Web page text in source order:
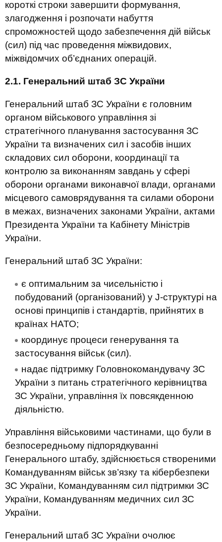
короткі строки завершити формування,
злагодження і розпочати набуття
спроможностей щодо забезпечення дій військ
(сил) під час проведення міжвидових,
міжвідомчих об’єднаних операцій.
2.1. Генеральний штаб ЗС України
Генеральний штаб ЗС України є головним
органом військового управління зі
стратегічного планування застосування ЗС
України та визначених сил і засобів інших
складових сил оборони, координації та
контролю за виконанням завдань у сфері
оборони органами виконавчої влади, органами
місцевого самоврядування та силами оборони
в межах, визначених законами України, актами
Президента України та Кабінету Міністрів
України.
Генеральний штаб ЗС України:
є оптимальним за чисельністю і
побудований (організований) у J-структурі на
основі принципів і стандартів, прийнятих в
країнах НАТО;
координує процеси генерування та
застосування військ (сил).
надає підтримку Головнокомандувачу ЗС
України з питань стратегічного керівництва
ЗС України, управління їх повсякденною
діяльністю.
Управління військовими частинами, що були в
безпосередньому підпорядкуванні
Генерального штабу, здійснюється створеними
Командуванням військ зв’язку та кібербезпеки
ЗС України, Командуванням сил підтримки ЗС
України, Командуванням медичних сил ЗС
України.
Генеральний штаб ЗС України очолює